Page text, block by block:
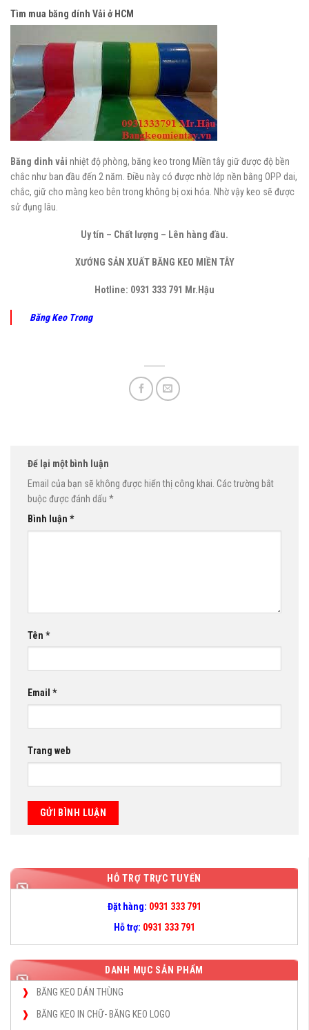
HỖ TRỢ TRỰC TUYẾN
Đặt hàng: 0931 333 791
Hỗ trợ: 0931 333 791
DANH MỤC SẢN PHẨM
BĂNG KEO DÁN THÙNG
BĂNG KEO IN CHỮ- BĂNG KEO LOGO
Tìm mua băng dính Vải ở HCM
Băng dinh vải nhiệt độ phòng, băng keo trong Miền tây giữ được độ bền
chắc như ban đầu đến 2 năm. Điều này có được nhờ lớp nền bằng OPP dai,
chắc, giữ cho màng keo bên trong không bị oxi hóa. Nhờ vậy keo sẽ được
sử đụng lâu.
Uy tín – Chất lượng – Lên hàng đầu.
XƯỚNG SẢN XUẤT BĂNG KEO MIỀN TÂY
Hotline: 0931 333 791 Mr.Hậu
Băng Keo Trong
Để lại một bình luận
Email của bạn sẽ không được hiển thị công khai. Các trường bắt
buộc được đánh dấu *
Bình luận *
Tên *
Email *
Trang web